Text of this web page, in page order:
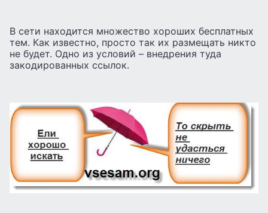
В сети находится множество хороших бесплатных
тем. Как известно, просто так их размещать никто
не будет. Одно из условий – внедрения туда
закодированных ссылок.